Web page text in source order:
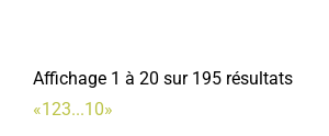
Affichage 1 à 20 sur 195 résultats
«123...10»